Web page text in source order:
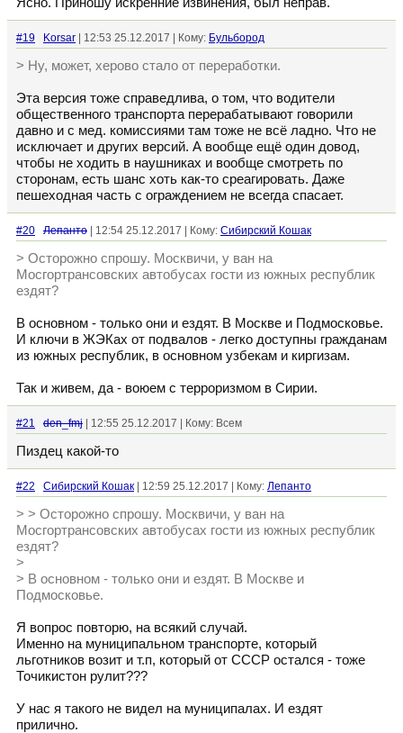
#19 Korsar | 12:53 25.12.2017 | Кому: Бульбород
> Ну, может, херово стало от переработки.
Эта версия тоже справедлива, о том, что водители
общественного транспорта перерабатывают говорили
давно и с мед. комиссиями там тоже не всё ладно. Что не
исключает и других версий. А вообще ещё один довод,
чтобы не ходить в наушниках и вообще смотреть по
сторонам, есть шанс хоть как-то среагировать. Даже
пешеходная часть с ограждением не всегда спасает.
#20 Лепанто | 12:54 25.12.2017 | Кому: Сибирский Кошак
> Осторожно спрошу. Москвичи, у ван на
Мосгортрансовских автобусах гости из южных республик
ездят?
В основном - только они и ездят. В Москве и Подмосковье.
И ключи в ЖЭКах от подвалов - легко доступны гражданам
из южных республик, в основном узбекам и киргизам.
Так и живем, да - воюем с терроризмом в Сирии.
#21 den_fmj | 12:55 25.12.2017 | Кому: Всем
Пиздец какой-то
#22 Сибирский Кошак | 12:59 25.12.2017 | Кому: Лепанто
> > Осторожно спрошу. Москвичи, у ван на
Мосгортрансовских автобусах гости из южных республик
ездят?
>
> В основном - только они и ездят. В Москве и
Подмосковье.
Я вопрос повторю, на всякий случай.
Именно на муниципальном транспорте, который
льготников возит и т.п, который от СССР остался - тоже
Точикистон рулит???
У нас я такого не видел на муниципалах. И ездят
прилично.